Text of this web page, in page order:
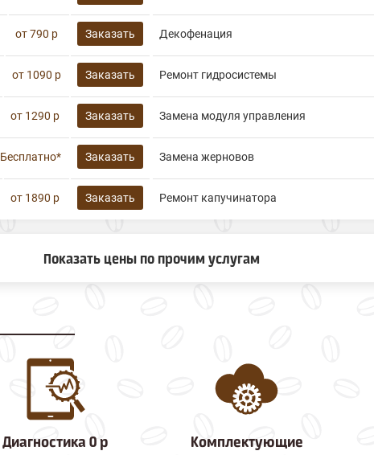
от 790 р Заказать Декофенация
от 1090 р Заказать Ремонт гидросистемы
от 1290 р Заказать Замена модуля управления
Бесплатно* Заказать Замена жерновов
от 1890 р Заказать Ремонт капучинатора
Показать цены по прочим услугам
Диагностика 0 р Комплектующие